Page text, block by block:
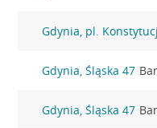
Gdynia, pl.
Gdynia, Śląska 47
Gdynia, Śląska 47